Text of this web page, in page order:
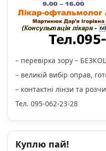
– перевірка зору –
– великій вибір оправ,
– контактні лінзи та
Тел. 095-062-23-28
Куплю пай!